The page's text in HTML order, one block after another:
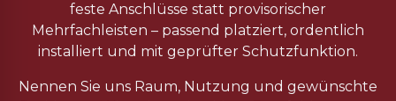
feste Anschlüsse statt provisorischer
Mehrfachleisten – passend platziert, ordentlich
installiert und mit geprüfter Schutzfunktion.
Nennen Sie uns Raum, Nutzung und gewünschte